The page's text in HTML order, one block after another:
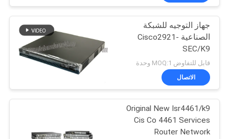
جهاز التوجيه للشبكة
الصناعية Cisco2921-
SEC/K9
قابل للتفاوض MOQ:1 وحدة
الاتصال
Original New Isr4461/k9
Cis Co 4461 Services
Router Network